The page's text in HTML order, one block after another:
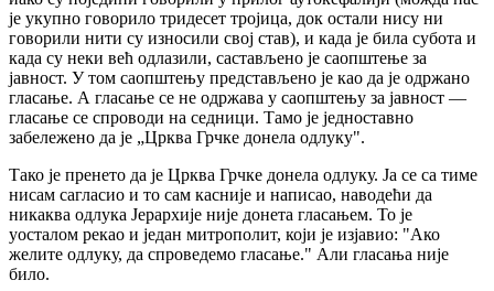
је укупно говорило тридесет тројица, док остали нису ни
говорили нити су износили свој став), и када је била субота и
када су неки већ одлазили, састављено је саопштење за
јавност. У том саопштењу представљено је као да је одржано
гласање. А гласање се не одржава у саопштењу за јавност —
гласање се спроводи на седници. Тамо је једноставно
забележено да је „Црква Грчке донела одлуку".
Тако је пренето да је Црква Грчке донела одлуку. Ја се са тиме
нисам сагласио и то сам касније и написао, наводећи да
никаква одлука Јерархије није донета гласањем. То је
уосталом рекао и један митрополит, који је изјавио: "Ако
желите одлуку, да спроведемо гласање." Али гласања није
било.